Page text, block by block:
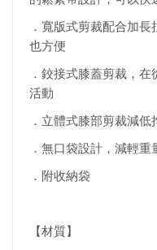
．寬版式剪裁配合加
也方便
．鉸接式膝蓋剪裁，
活動
．立體式膝部剪裁減
．無口袋設計，減輕重
．附收納袋
【材質】